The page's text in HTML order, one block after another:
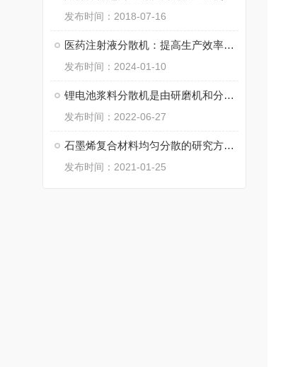
发布时间：2018-07-16
医药注射液分散机：提高生产效率与质量的利器
发布时间：2024-01-10
锂电池浆料分散机是由研磨机和分散机的组合而成的一体化设备
发布时间：2022-06-27
石墨烯复合材料均匀分散的研究方向及探索
发布时间：2021-01-25